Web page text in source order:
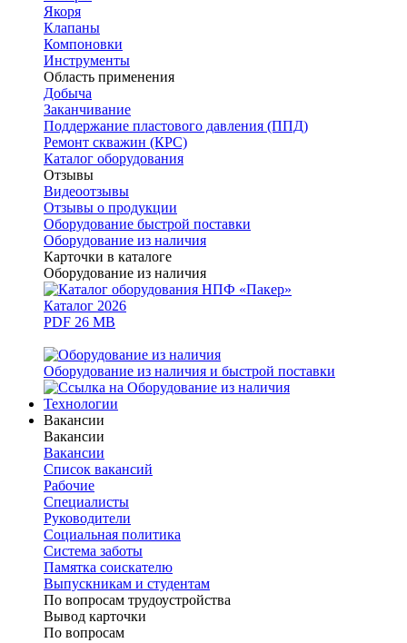
Якоря
Клапаны
Компоновки
Инструменты
Область применения
Добыча
Заканчивание
Поддержание пластового давления (ППД)
Ремонт скважин (КРС)
Каталог оборудования
Отзывы
Видеоотзывы
Отзывы о продукции
Оборудование быстрой поставки
Оборудование из наличия
Карточки в каталоге
Оборудование из наличия
Каталог 2026
PDF 26 MB
Оборудование из наличия и быстрой поставки
Технологии
Вакансии
Вакансии
Вакансии
Список вакансий
Рабочие
Специалисты
Руководители
Cоциальная политика
Система заботы
Памятка соискателю
Выпускникам и студентам
По вопросам трудоустройства
Вывод карточки
По вопросам